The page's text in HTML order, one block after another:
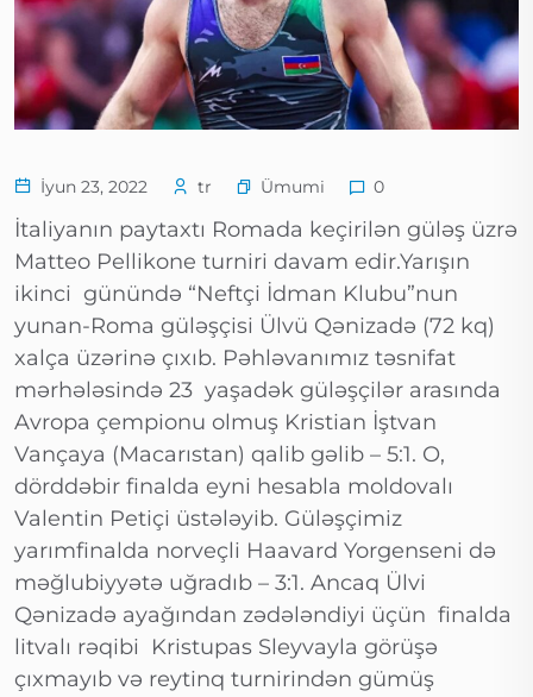
İyun 23, 2022 tr Ümumi 0
İtaliyanın paytaxtı Romada keçirilən güləş üzrə
Matteo Pellikone turniri davam edir.Yarışın
ikinci günündə “Neftçi İdman Klubu”nun
yunan-Roma güləşçisi Ülvü Qənizadə (72 kq)
xalça üzərinə çıxıb. Pəhləvanımız təsnifat
mərhələsində 23 yaşadək güləşçilər arasında
Avropa çempionu olmuş Kristian İştvan
Vançaya (Macarıstan) qalib gəlib – 5:1. O,
dörddəbir finalda eyni hesabla moldovalı
Valentin Petiçi üstələyib. Güləşçimiz
yarımfinalda norveçli Haavard Yorgenseni də
məğlubiyyətə uğradıb – 3:1. Ancaq Ülvi
Qənizadə ayağından zədələndiyi üçün finalda
litvalı rəqibi Kristupas Sleyvayla görüşə
çıxmayıb və reytinq turnirindən gümüş